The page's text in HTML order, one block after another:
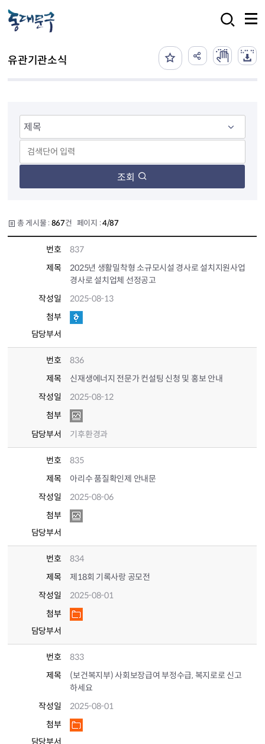
유관기관소식
조회
총 게시물 : 867건 페이지 :4/87
번호
837
제목
2025년 생활밀착형 소규모시설 경사로 설치지원사업
경사로 설치업체 선정공고
작성일
2025-08-13
첨부
담당부서
번호
836
제목
신재생에너지 전문가 컨설팅 신청 및 홍보 안내
작성일
2025-08-12
첨부
담당부서
기후환경과
번호
835
제목
아리수 품질확인제 안내문
작성일
2025-08-06
첨부
담당부서
번호
834
제목
제18회 기록사랑 공모전
작성일
2025-08-01
첨부
담당부서
번호
833
제목
(보건복지부) 사회보장급여 부정수급, 복지로로 신고
하세요
작성일
2025-08-01
첨부
담당부서